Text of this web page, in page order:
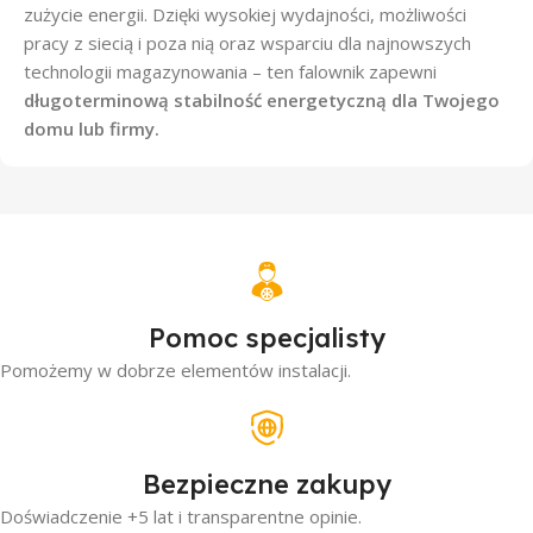
zużycie energii. Dzięki wysokiej wydajności, możliwości
pracy z siecią i poza nią oraz wsparciu dla najnowszych
technologii magazynowania – ten falownik zapewni
długoterminową stabilność energetyczną dla Twojego
domu lub firmy.
Pomoc specjalisty
Pomożemy w dobrze elementów instalacji.
Bezpieczne zakupy
Doświadczenie +5 lat i transparentne opinie.